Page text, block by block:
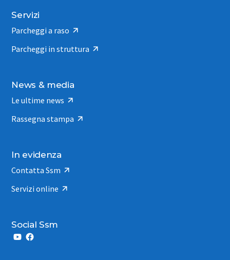
Servizi
Parcheggi a raso
Parcheggi in struttura
News & media
Le ultime news
Rassegna stampa
In evidenza
Contatta Ssm
Servizi online
Social Ssm